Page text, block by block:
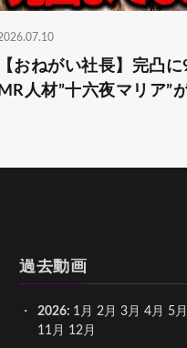
【おねがい社長】完凸
MR人材”十六夜マリア”
過去動画
2026: 1月 2月 3月 4月 5月
11月
12月